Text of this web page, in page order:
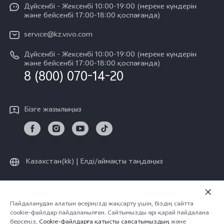
V60
V60 Lite 5G
Барлық үлгілер
Қосалқы бөлшектердің құнын сұрау
Жүйені жаңарту
vivo кепілдік туралы нұсқаулық
Баспасөз орталығы
vivo компаниясында жұмыс жасау
Құқықтық хабарламалар
Біз туралы
Тұрақтылық
Дүйсенбі - Жексенбі 10:00-19:00 (мереке күндерін
және бейсенбі 17:00-18:00 қоспағанда)
service@kz.vivo.com
Дүйсенбі - Жексенбі 10:00-19:00 (мереке күндерін
және бейсенбі 17:00-18:00 қоспағанда)
8 (800) 070-14-20
Бізге жазылыңыз
Казахстан(kk) | Елді/аймақты таңдаңыз
© vivo Mobile Communication Co., Ltd., 2026 ж. Барлық құқықтар
қорғалған.
Пайдаланудан алатын әсеріңізді жақсарту үшін, біздің сайтта
cookie-файлдар пайдаланылған. Сайтымызды әрі қарай пайдалана